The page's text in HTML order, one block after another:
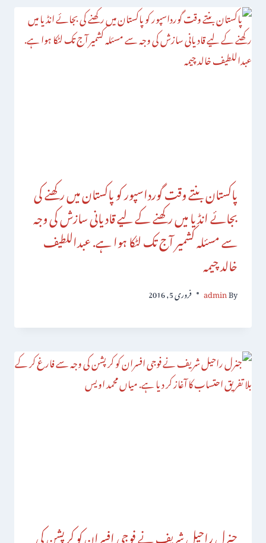
پاکستان بنتے وقت گورداسپور کو پاکستان میں رکھنے کی
بجائے انڈیا میں رکھنے کے لیے قادیانی سازش کی وجہ
سے مسئلہ کشمیر آج تک لٹکا ہوا ہے. عبداللطیف
خالد چیمہ
By
admin فروری 5, 2016
جنرل راحیل شریف نے فوجی افسران کو کرپشن کی